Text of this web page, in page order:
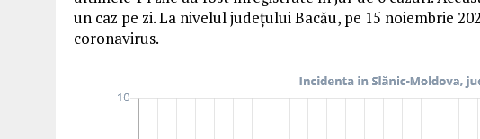
un caz pe zi. La nivelul județului Bacău, pe 15 noiembrie
coronavirus.